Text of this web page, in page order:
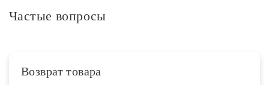
Частые вопросы
Возврат товара